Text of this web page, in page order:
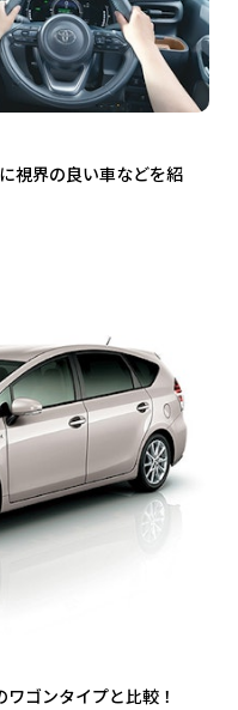
視界の良い車などを紹
ゴンタイプと比較！